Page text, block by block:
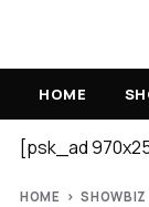
HOME
[psk_ad
HOME ›SHOWBIZ